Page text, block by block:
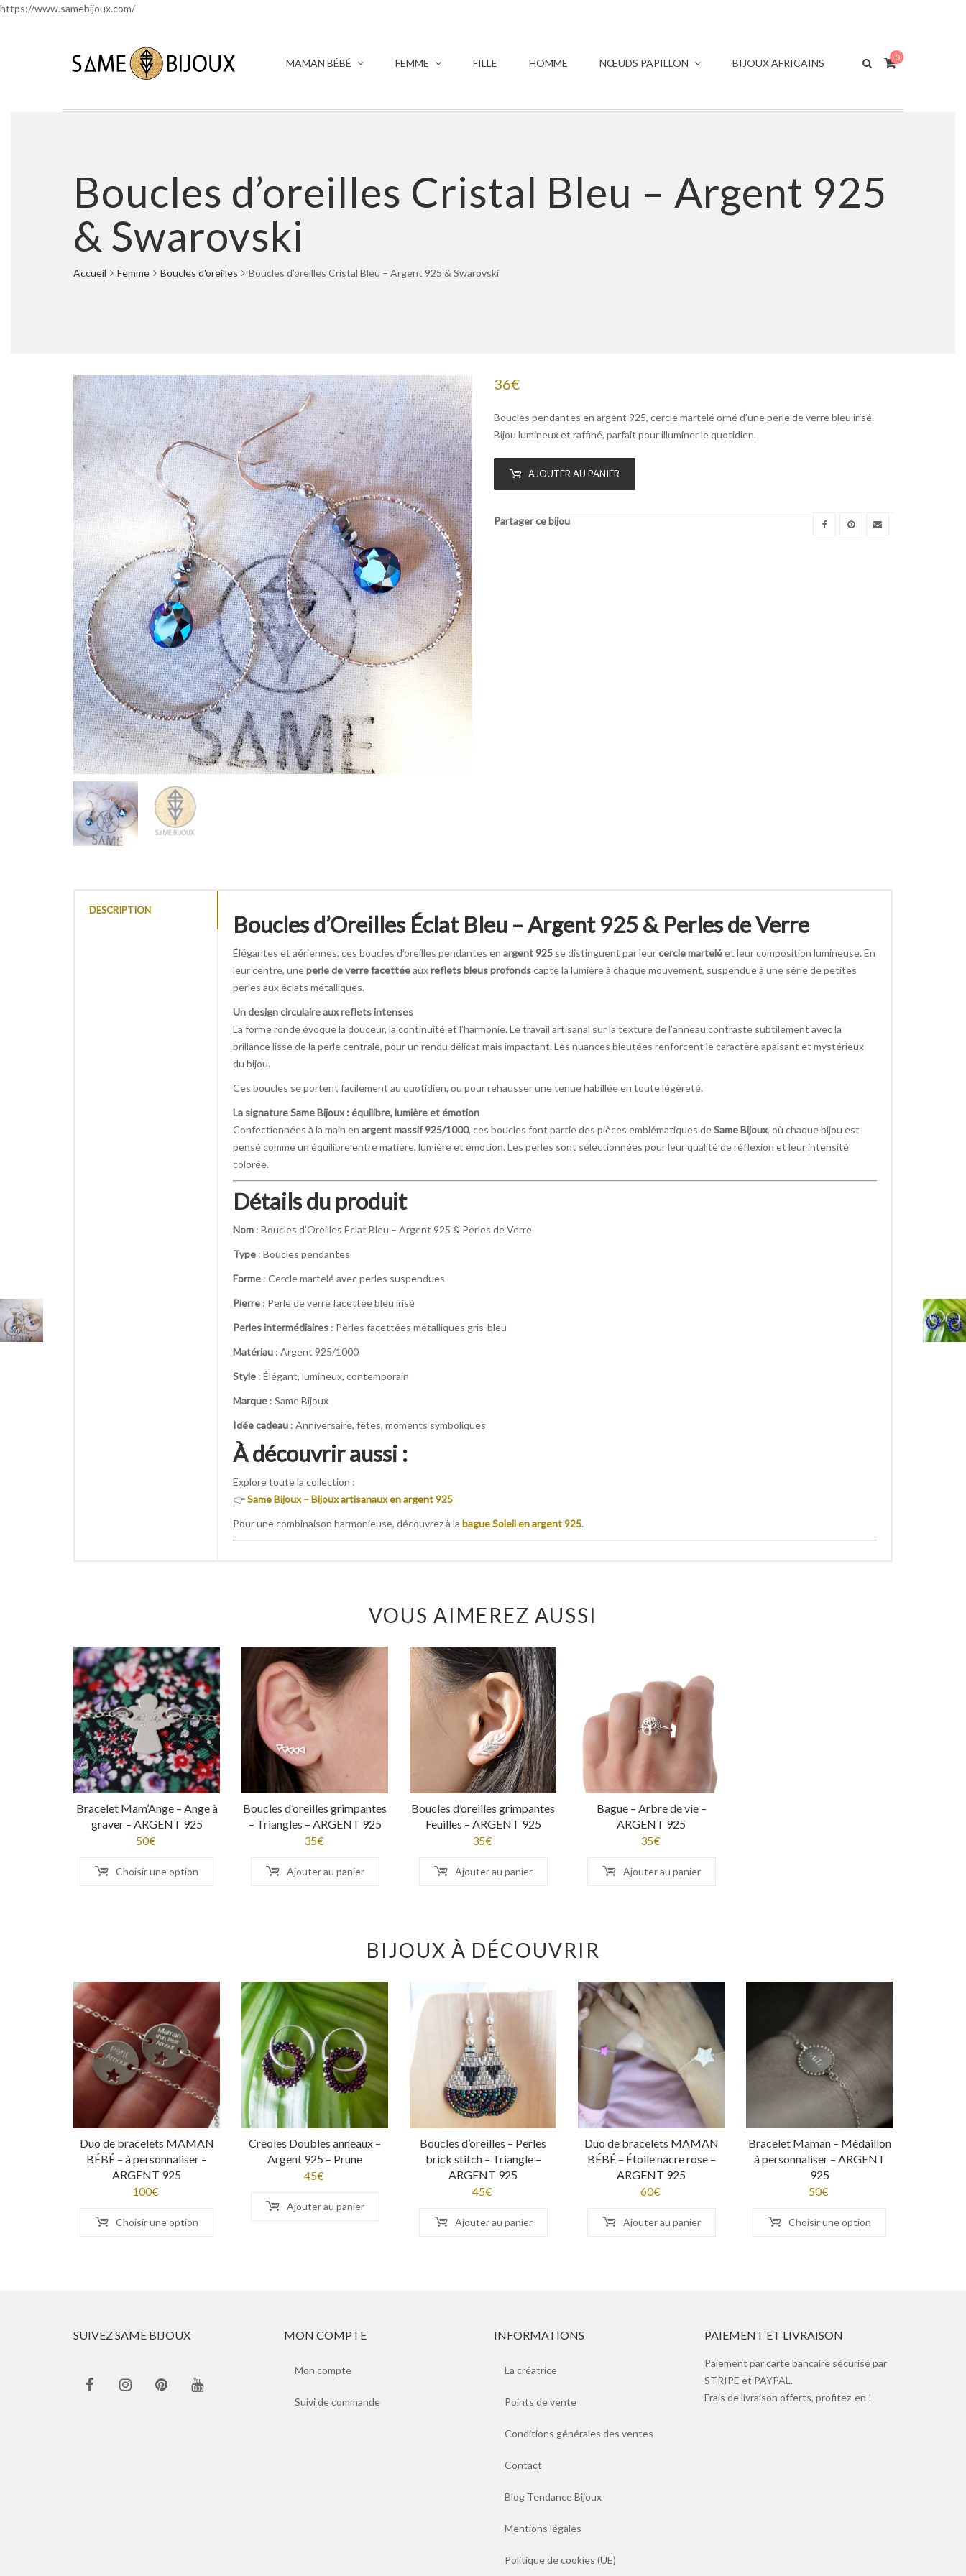
https://www.samebijoux.com/
MAMAN BÉBÉ FEMME FILLE HOMME NŒUDS PAPILLON BIJOUX AFRICAINS 0
Boucles d’oreilles Cristal Bleu – Argent 925
& Swarovski
Accueil Femme Boucles d'oreilles Boucles d’oreilles Cristal Bleu – Argent 925 & Swarovski
36€
Boucles pendantes en argent 925, cercle martelé orné d’une perle de verre bleu irisé.
Bijou lumineux et raffiné, parfait pour illuminer le quotidien.
AJOUTER AU PANIER
Partager ce bijou
DESCRIPTION
Boucles d’Oreilles Éclat Bleu – Argent 925 & Perles de Verre
Élégantes et aériennes, ces boucles d’oreilles pendantes en argent 925 se distinguent par leurcercle marteléet leur composition lumineuse. En
leur centre, uneperle de verre facettéeauxreflets bleus profondscapte la lumière à chaque mouvement, suspendue à une série de petites
perles aux éclats métalliques.
Un design circulaire aux reflets intenses
La forme ronde évoque la douceur, la continuité et l’harmonie. Le travail artisanal sur la texture de l’anneau contraste subtilement avec la
brillance lisse de la perle centrale, pour un rendu délicat mais impactant. Les nuances bleutées renforcent le caractère apaisant et mystérieux
du bijou.
Ces boucles se portent facilement au quotidien, ou pour rehausser une tenue habillée en toute légèreté.
La signature Same Bijoux : équilibre, lumière et émotion
Confectionnées à la main en argent massif 925/1000, ces boucles font partie des pièces emblématiques deSame Bijoux, où chaque bijou est
pensé comme un équilibre entre matière, lumière et émotion. Les perles sont sélectionnées pour leur qualité de réflexion et leur intensité
colorée.
Détails du produit
Nom : Boucles d’Oreilles Éclat Bleu – Argent 925 & Perles de Verre
Type : Boucles pendantes
Forme : Cercle martelé avec perles suspendues
Pierre : Perle de verre facettée bleu irisé
Perles intermédiaires : Perles facettées métalliques gris-bleu
Matériau : Argent 925/1000
Style : Élégant, lumineux, contemporain
Marque : Same Bijoux
Idée cadeau : Anniversaire, fêtes, moments symboliques
À découvrir aussi :
Explore toute la collection :
👉Same Bijoux – Bijoux artisanaux en argent 925
Pour une combinaison harmonieuse, découvrez à la bague Soleil en argent 925.
VOUS AIMEREZ AUSSI
Bracelet Mam’Ange – Ange à
graver – ARGENT 925
50€
Choisir une option
Boucles d’oreilles grimpantes
– Triangles – ARGENT 925
35€
Ajouter au panier
Boucles d’oreilles grimpantes
Feuilles – ARGENT 925
35€
Ajouter au panier
Bague – Arbre de vie –
ARGENT 925
35€
Ajouter au panier
BIJOUX À DÉCOUVRIR
Duo de bracelets MAMAN
BÉBÉ – à personnaliser –
ARGENT 925
100€
Choisir une option
Créoles Doubles anneaux –
Argent 925 – Prune
45€
Ajouter au panier
Boucles d’oreilles – Perles
brick stitch – Triangle –
ARGENT 925
45€
Ajouter au panier
Duo de bracelets MAMAN
BÉBÉ – Étoile nacre rose –
ARGENT 925
60€
Ajouter au panier
Bracelet Maman – Médaillon
à personnaliser – ARGENT
925
50€
Choisir une option
SUIVEZ SAME BIJOUX MON COMPTE
Mon compte
Suivi de commande
INFORMATIONS
La créatrice
Points de vente
Conditions générales des ventes
Contact
Blog Tendance Bijoux
Mentions légales
Politique de cookies (UE)
PAIEMENT ET LIVRAISON
Paiement par carte bancaire sécurisé par
STRIPE et PAYPAL.
Frais de livraison offerts, profitez-en !